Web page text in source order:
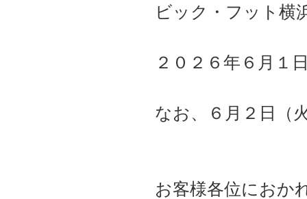
ビック・フット横
２０２６年６月１
なお、６月２日（
お客様各位におか